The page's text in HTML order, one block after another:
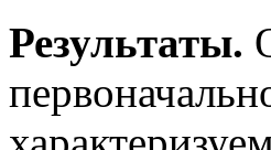
Результаты.